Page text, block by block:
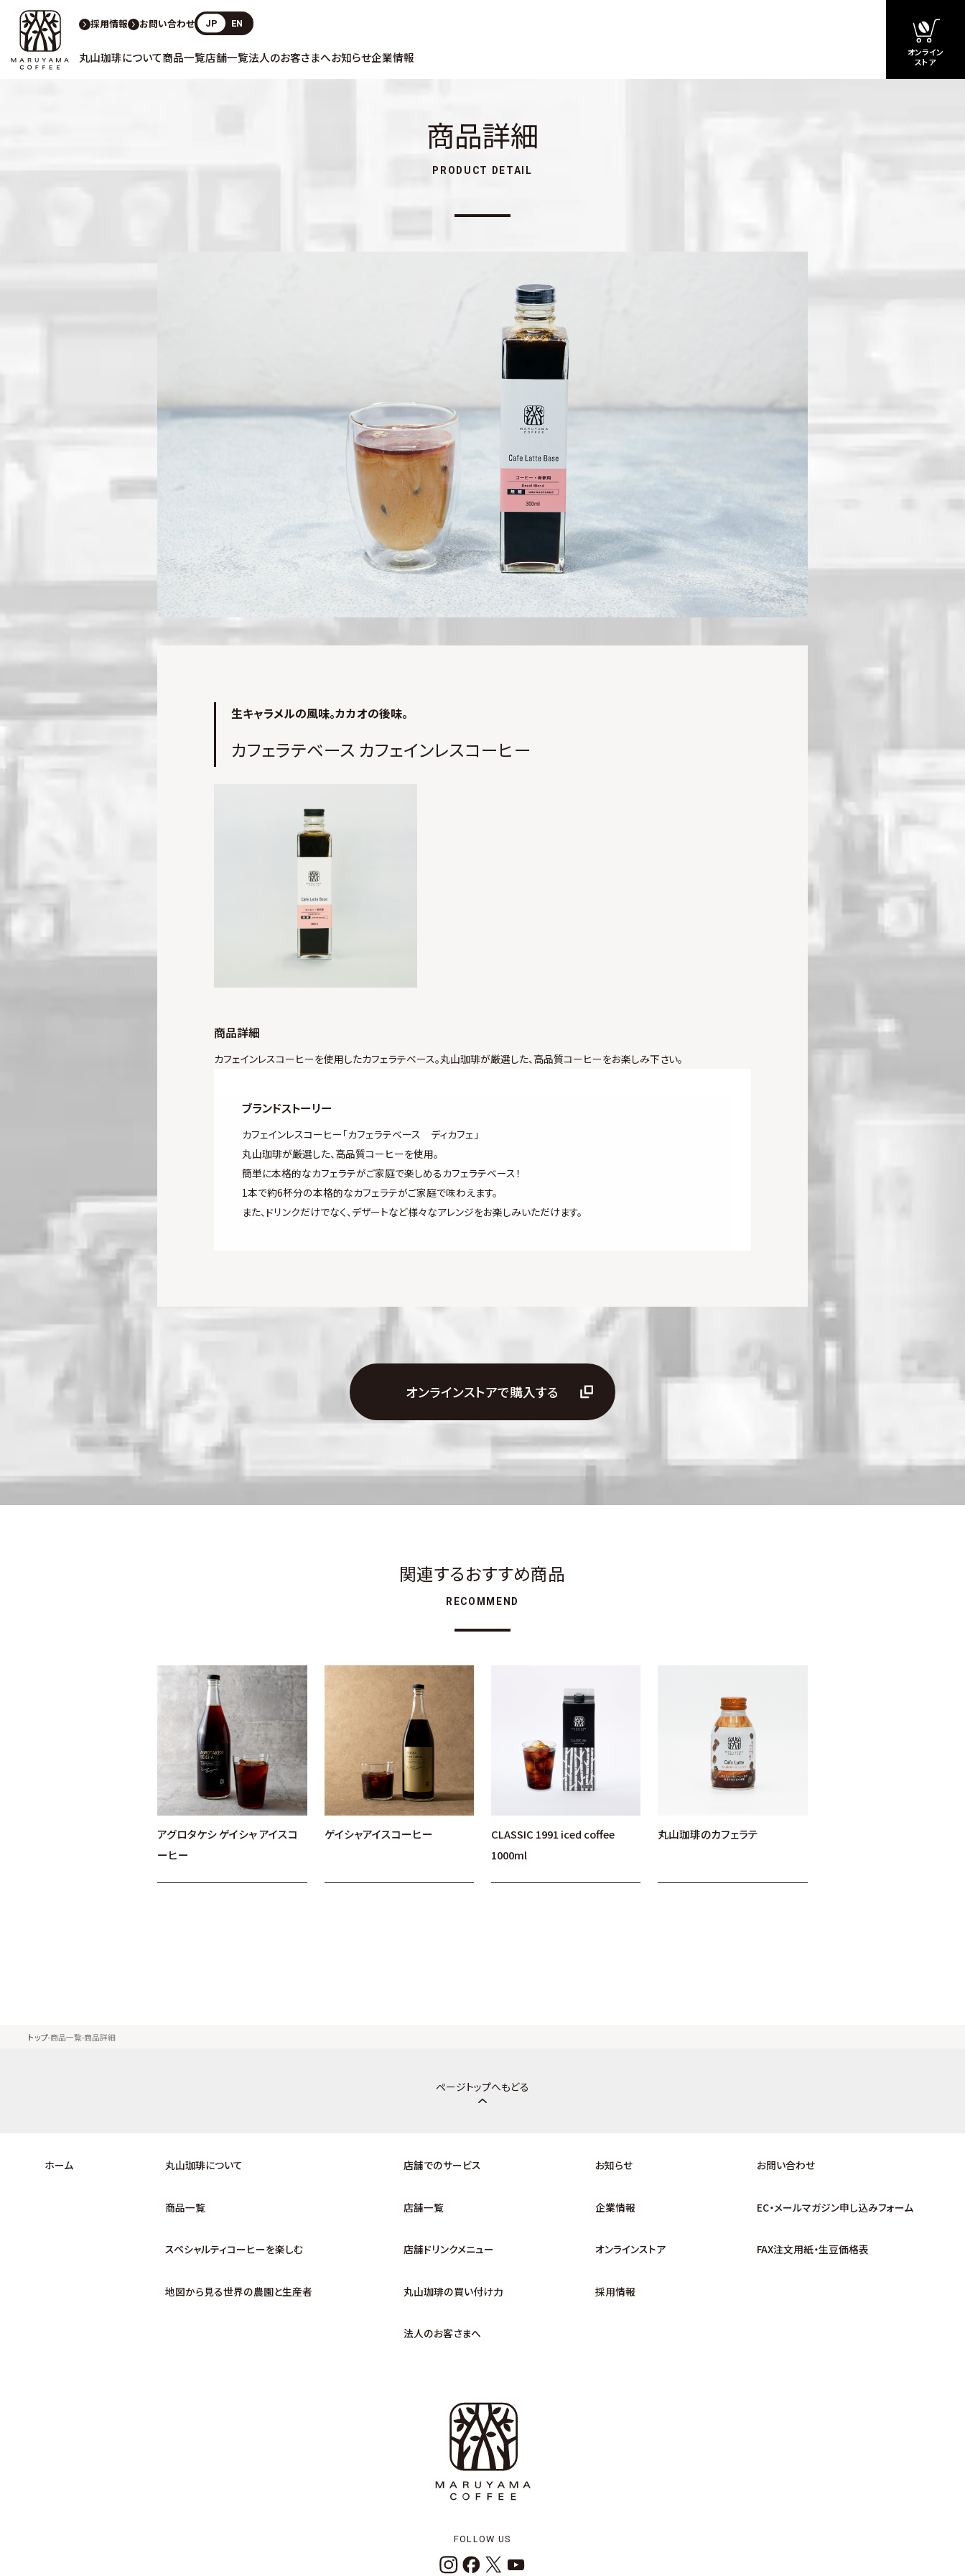
採用情報 お問い合わせ JP EN
丸山珈琲について商品一覧店舗一覧法人のお客さまへお知らせ企業情報
オンライン
ストア
商品詳細
PRODUCT DETAIL
生キャラメルの風味。カカオの後味。
カフェラテベース カフェインレスコーヒー
商品詳細
カフェインレスコーヒーを使用したカフェラテベース。丸山珈琲が厳選した、高品質コーヒーをお楽しみ下さい。
ブランドストーリー
カフェインレスコーヒー「カフェラテベース ディカフェ」
丸山珈琲が厳選した、高品質コーヒーを使用。
簡単に本格的なカフェラテがご家庭で楽しめるカフェラテベース！
1本で約6杯分の本格的なカフェラテがご家庭で味わえます。
また、ドリンクだけでなく、デザートなど様々なアレンジをお楽しみいただけます。
オンラインストアで購入する
関連するおすすめ商品
RECOMMEND
アグロタケシ ゲイシャ アイスコ
ーヒー
ゲイシャアイスコーヒー
CLASSIC 1991 iced coffee
1000ml
丸山珈琲のカフェラテ
トップ商品一覧商品詳細
ページトップへもどる
ホーム 丸山珈琲について
商品一覧
スペシャルティコーヒーを楽しむ
地図から見る世界の農園と生産者
店舗でのサービス
店舗一覧
店舗ドリンクメニュー
丸山珈琲の買い付け力
法人のお客さまへ
お知らせ
企業情報
オンラインストア
採用情報
お問い合わせ
EC・メールマガジン申し込みフォーム
FAX注文用紙・生豆価格表
FOLLOW US